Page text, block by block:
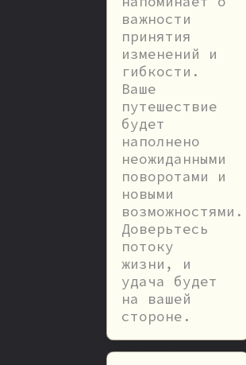
важности
принятия
изменений и
гибкости.
Ваше
путешествие
будет
наполнено
неожиданными
поворотами и
новыми
возможностями.
Доверьтесь
потоку
жизни, и
удача будет
на вашей
стороне.